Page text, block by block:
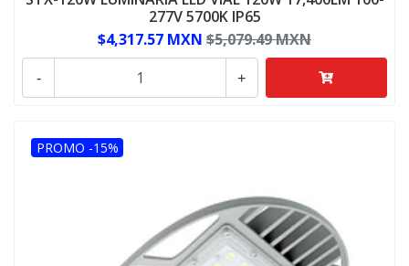
277V 5700K IP65
$4,317.57 MXN $5,079.49 MXN
+
-
PROMO -15%